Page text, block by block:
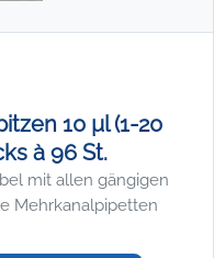
10 µl (1-20
à 96 St.
mit allen gängigen
Mehrkanalpipetten